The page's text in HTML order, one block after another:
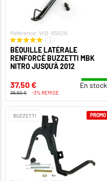
Référence: WB-8562N
1
BÉQUILLE LATÉRALE
RENFORCÉ BUZZETTI MBK
NITRO JUSQU'À 2012
37,50 € En stock
38,50 € -3% REMISE
BUZZETTI PROMO